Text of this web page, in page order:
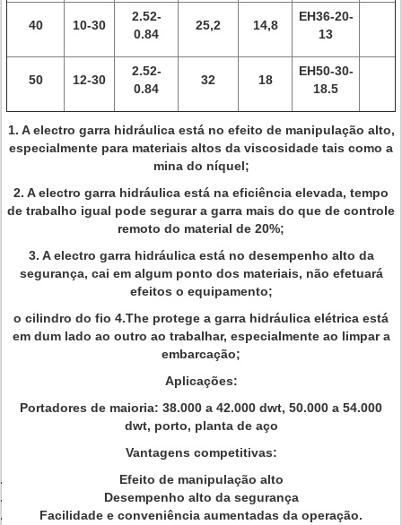
40 10-30
2.52-
0.84
25,2 14,8
EH36-20-
13
50 12-30
2.52-
0.84
32 18
EH50-30-
18.5
1. A electro garra hidráulica está no efeito de manipulação alto,
especialmente para materiais altos da viscosidade tais como a
mina do níquel;
2. A electro garra hidráulica está na eficiência elevada, tempo
de trabalho igual pode segurar a garra mais do que de controle
remoto do material de 20%;
3. A electro garra hidráulica está no desempenho alto da
segurança, cai em algum ponto dos materiais, não efetuará
efeitos o equipamento;
o cilindro do fio 4.The protege a garra hidráulica elétrica está
em dum lado ao outro ao trabalhar, especialmente ao limpar a
embarcação;
Aplicações:
Portadores de maioria: 38.000 a 42.000 dwt, 50.000 a 54.000
dwt, porto, planta de aço
Vantagens competitivas:
Efeito de manipulação alto
Desempenho alto da segurança
Facilidade e conveniência aumentadas da operação.